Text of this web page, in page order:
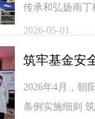
及抢救技能大赛
班子与全院医护
传承和弘扬南
医护人员急诊急
结合医院于4月
患者抢救配合
致敬白衣天使，
2026-05-01
筑牢基金安
不止步|北京
2026年4月，朝
条例实施细则